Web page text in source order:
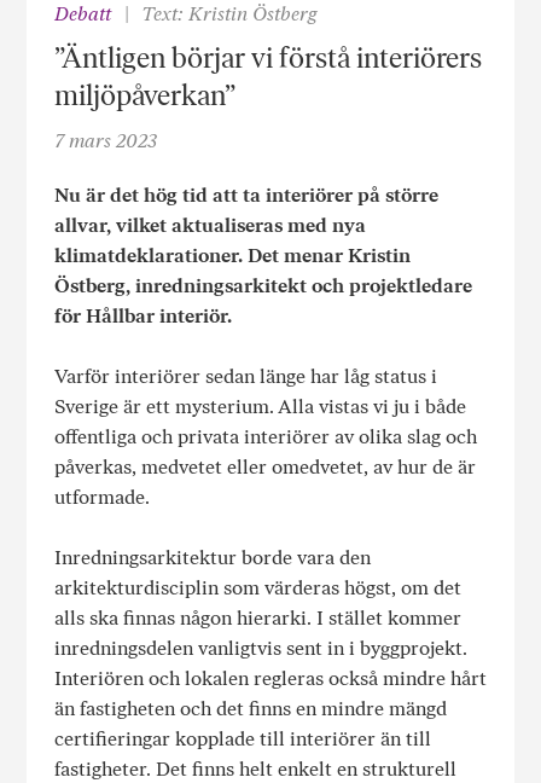
Debatt Text: Kristin Östberg
”Äntligen börjar vi förstå interiörers
miljöpåverkan”
7 mars 2023
Nu är det hög tid att ta interiörer på större
allvar, vilket aktualiseras med nya
klimatdeklarationer. Det menar Kristin
Östberg, inredningsarkitekt och projektledare
för Hållbar interiör.
Varför interiörer sedan länge har låg status i
Sverige är ett mysterium. Alla vistas vi ju i både
offentliga och privata interiörer av olika slag och
påverkas, medvetet eller omedvetet, av hur de är
utformade.
Inredningsarkitektur borde vara den
arkitekturdisciplin som värderas högst, om det
alls ska finnas någon hierarki. I stället kommer
inredningsdelen vanligtvis sent in i byggprojekt.
Interiören och lokalen regleras också mindre hårt
än fastigheten och det finns en mindre mängd
certifieringar kopplade till interiörer än till
fastigheter. Det finns helt enkelt en strukturell